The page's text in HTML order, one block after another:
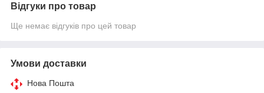
Відгуки про товар
Ще немає відгуків про цей товар
Умови доставки
Нова Пошта